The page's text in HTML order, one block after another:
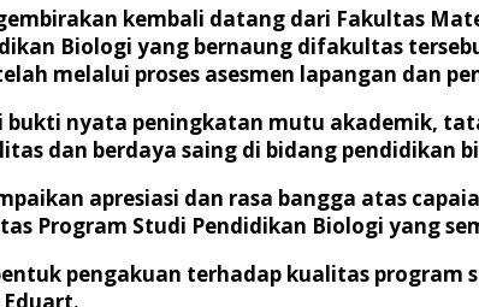
kembali datang dari Fakultas
Biologi yang bernaung difakultas
melalui proses asesmen lapangan dan
nyata peningkatan mutu akademik,
dan berdaya saing di bidang pendidikan
apresiasi dan rasa bangga atas
Program Studi Pendidikan Biologi yang
pengakuan terhadap kualitas